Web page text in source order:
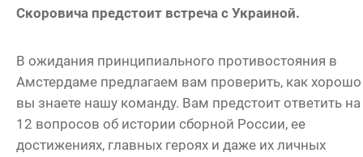
Скоровича предстоит встреча с Украиной.
В ожидания принципиального противостояния в
Амстердаме предлагаем вам проверить, как хорошо
вы знаете нашу команду. Вам предстоит ответить на
12 вопросов об истории сборной России, ее
достижениях, главных героях и даже их личных